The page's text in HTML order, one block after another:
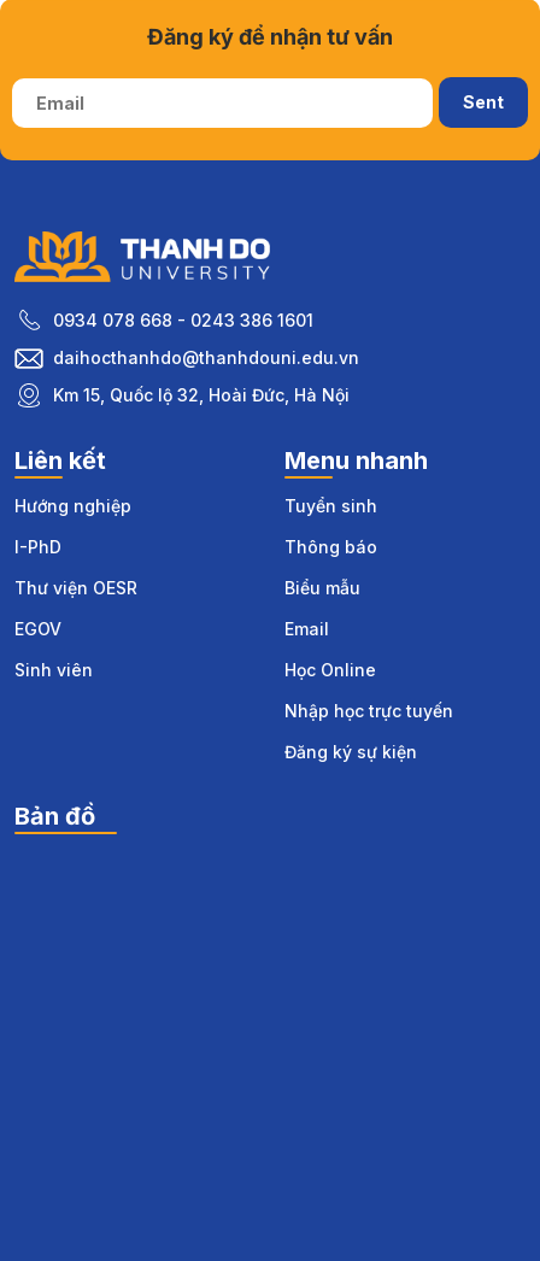
0934 078 668 - 0243 386 1601
daihocthanhdo@thanhdouni.edu.vn
Km 15, Quốc lộ 32, Hoài Đức, Hà Nội
Liên kết
Hướng nghiệp
I-PhD
Thư viện OESR
EGOV
Sinh viên
Menu nhanh
Tuyển sinh
Thông báo
Biểu mẫu
Email
Học Online
Nhập học trực tuyến
Đăng ký sự kiện
Bản đồ
Đăng ký để nhận tư vấn